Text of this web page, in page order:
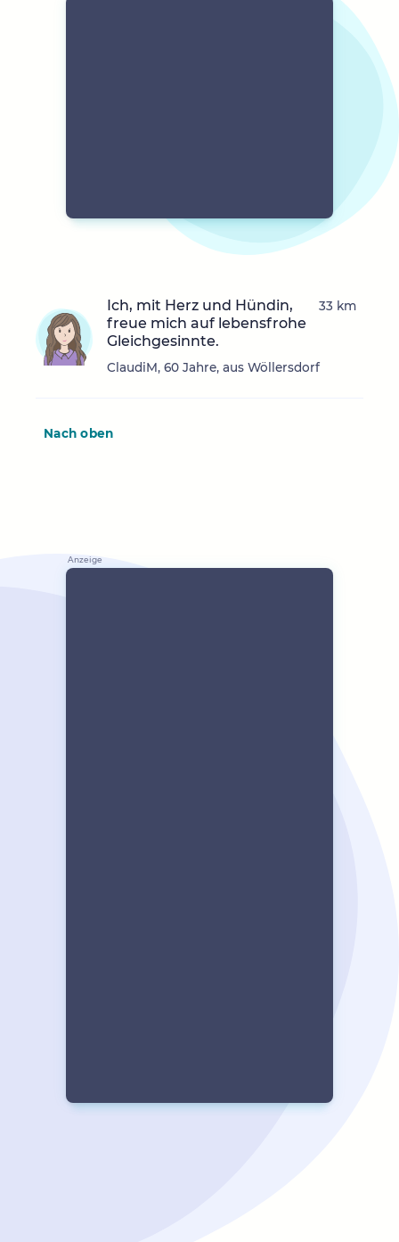
Ich, mit Herz und Hündin,
freue mich auf lebensfrohe
Gleichgesinnte.
ClaudiM, 60 Jahre, aus Wöllersdorf
33 km
Nach oben